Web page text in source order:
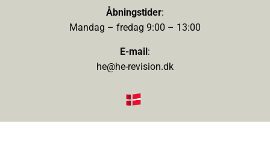
Åbningstider:
Mandag – fredag 9:00 – 13:00
E-mail:
he@he-revision.dk